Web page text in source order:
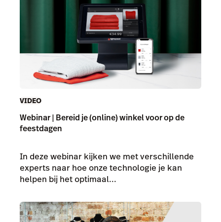
VIDEO
Webinar | Bereid je (online) winkel voor op de
feestdagen
In deze webinar kijken we met verschillende
experts naar hoe onze technologie je kan
helpen bij het optimaal...